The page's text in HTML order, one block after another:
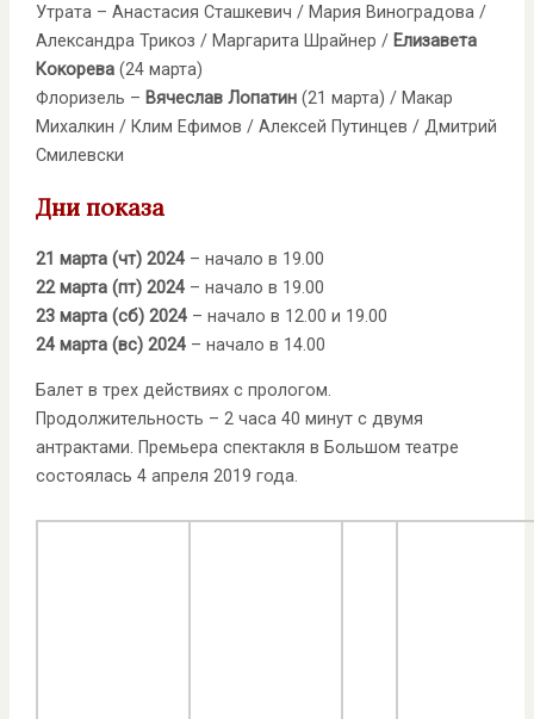
Утрата – Анастасия Сташкевич / Мария Виноградова /
Александра Трикоз / Маргарита Шрайнер / Елизавета
Кокорева(24 марта)
Флоризель – Вячеслав Лопатин (21 марта) / Макар
Михалкин / Клим Ефимов / Алексей Путинцев / Дмитрий
Смилевски
Дни показа
21 марта (чт) 2024 – начало в 19.00
22 марта (пт) 2024 – начало в 19.00
23 марта (сб) 2024– начало в 12.00 и 19.00
24 марта (вс) 2024– начало в 14.00
Балет в трех действиях с прологом.
Продолжительность – 2 часа 40 минут с двумя
антрактами. Премьера спектакля в Большом театре
состоялась 4 апреля 2019 года.